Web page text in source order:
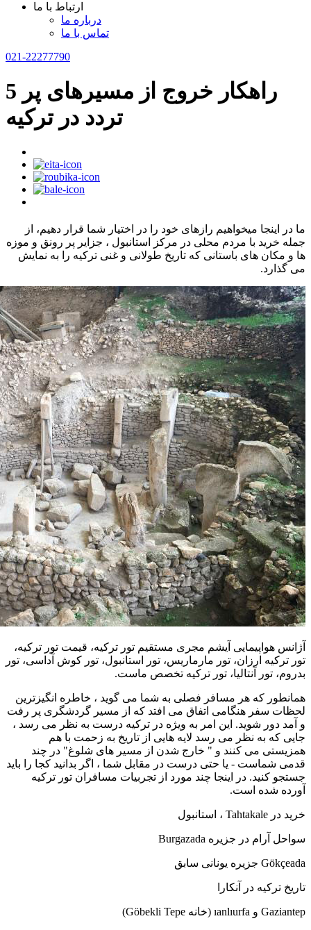
ارتباط با ما
درباره ما
تماس با ما
021-22277790
5 راهکار خروج از مسیرهای پر
تردد در ترکیه
ما در اینجا میخواهیم رازهای خود را در اختیار شما قرار دهیم، از
جمله خرید با مردم محلی در مرکز استانبول ، جزایر پر رونق و موزه
ها و مکان های باستانی که تاریخ طولانی و غنی ترکیه را به نمایش
می گذارد.
آژانس هواپیمایی آیشم مجری مستقیم تور ترکیه، قیمت تور ترکیه،
تور ترکیه ارزان، تور مارماریس، تور استانبول، تور کوش آداسی، تور
بدروم، تور آنتالیا، تور ترکیه تخصص ماست.
همانطور که هر مسافر فصلی به شما می گوید ، خاطره انگیزترین
لحظات سفر هنگامی اتفاق می افتد که از مسیر گردشگری پر رفت
و آمد دور شوید. این امر به ویژه در ترکیه درست به نظر می رسد ،
جایی که به نظر می رسد لایه هایی از تاریخ به زحمت با هم
همزیستی می کنند و " خارج شدن از مسیر های شلوغ" در چند
قدمی شماست - یا حتی درست در مقابل شما ، اگر بدانید کجا را باید
جستجو کنید. در اینجا چند مورد از تجربیات مسافران تور ترکیه
آورده شده است.
خرید در Tahtakale ، استانبول
سواحل آرام در جزیره Burgazada
Gökçeada جزیره یونانی سابق
تاریخ ترکیه در آنکارا
Gaziantep و ıanlıurfa (خانه Göbekli Tepe)